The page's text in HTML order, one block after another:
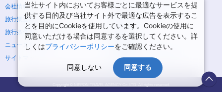
会社情報
プライバシーポリシー
旅行業登録票・約款
規約集
旅行条件書
商標について
ニュースリリース
採用情報
サイトマップ
システムメンテナンスの
お知らせ
当社サイト内においてお客様ごとに最適なサービスを提
供する目的及び当社サイト外で最適な広告を表示するこ
とを目的にCookieを使用しています。Cookieの使用に
同意いただける場合は同意するを選択してください。詳
しくはプライバシーポリシーをご確認ください。
同意しない 同意する